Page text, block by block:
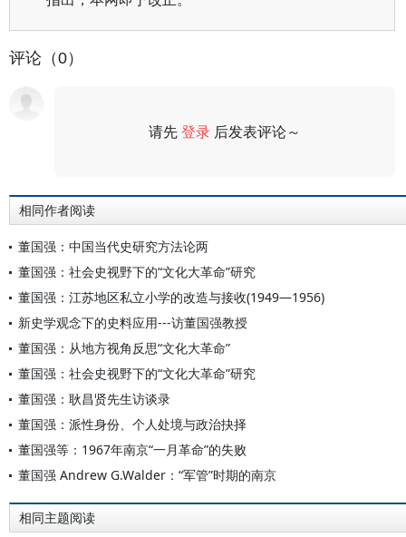
评论（0）
请先登录 后发表评论～
相同作者阅读
董国强：中国当代史研究方法论两
董国强：社会史视野下的“文化大革命”研究
董国强：江苏地区私立小学的改造与接收(1949—1956)
新史学观念下的史料应用---访董国强教授
董国强：从地方视角反思“文化大革命”
董国强：社会史视野下的“文化大革命”研究
董国强：耿昌贤先生访谈录
董国强：派性身份、个人处境与政治抉择
董国强等：1967年南京“一月革命”的失败
董国强 Andrew G.Walder：“军管”时期的南京
相同主题阅读